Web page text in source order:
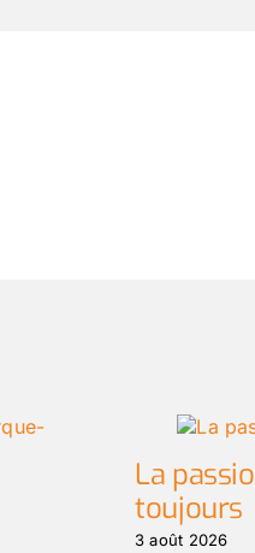
La
toujours
3 août 2026